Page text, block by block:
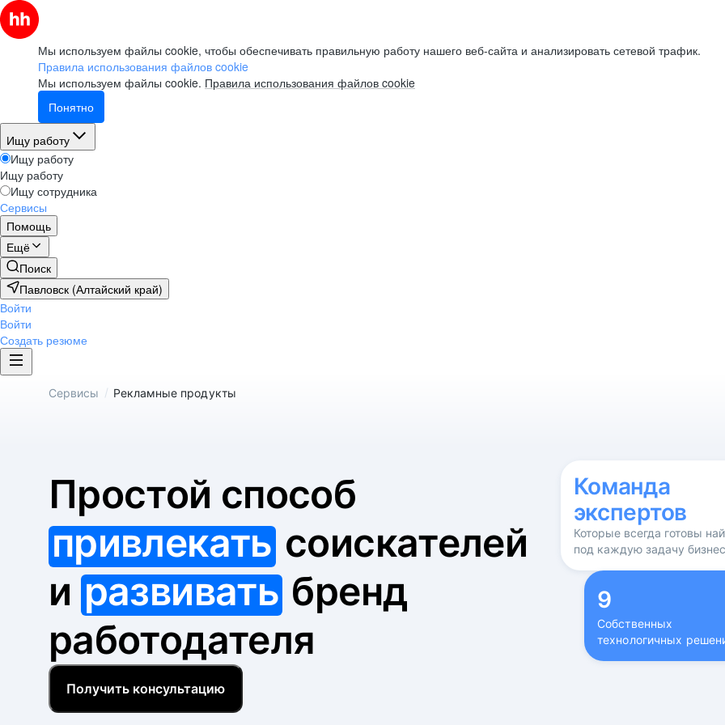
Мы используем файлы cookie, чтобы обеспечивать правильную работу нашего веб-сайта и анализировать сетевой трафик.
Правила использования файлов cookie
Мы используем файлы cookie. Правила использования файлов cookie
Понятно
Ищу работу
Ищу работу
Ищу работу
Ищу сотрудника
Сервисы
Помощь
Ещё
Поиск
Павловск (Алтайский край)
Войти
Войти
Создать резюме
Сервисы / Рекламные продукты
Простой способ
привлекатьсоискателей
и развивать бренд
работодателя
Получить консультацию
Команда
экспертов
Которые всегда готовы
под каждую задачу
9
Собственных
технологичных